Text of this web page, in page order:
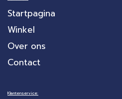
Startpagina
Winkel
Over ons
Contact
Klantenservice: